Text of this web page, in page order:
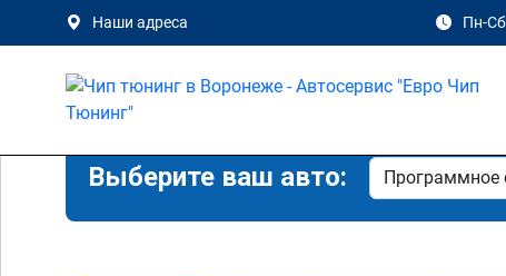
Наши адреса Пн-Сб
Выберите ваш авто: